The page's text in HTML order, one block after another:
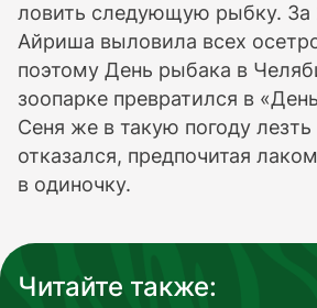
ловить следующую рыбку. За
Айриша выловила всех
поэтому День рыбака в
зоопарке превратился в
Сеня же в такую погоду лезть
отказался, предпочитая
в одиночку.
Читайте также: